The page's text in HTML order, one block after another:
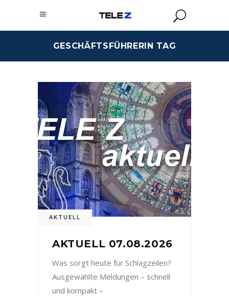
GESCHÄFTSFÜHRERIN TAG
AKTUELL
AKTUELL 07.08.2026
Was sorgt heute für Schlagzeilen?
Ausgewählte Meldungen – schnell
und kompakt –